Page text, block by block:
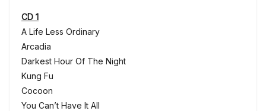
CD 1
A Life Less Ordinary
Arcadia
Darkest Hour Of The Night
Kung Fu
Cocoon
You Can’t Have It All